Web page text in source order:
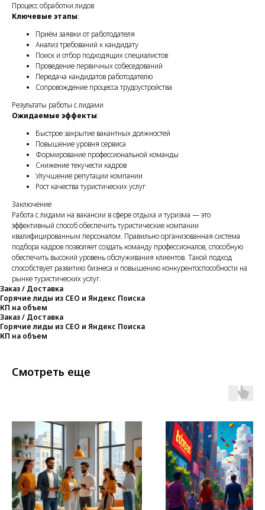
Процесс обработки лидов
Ключевые этапы:
Приём заявки от работодателя
Анализ требований к кандидату
Поиск и отбор подходящих специалистов
Проведение первичных собеседований
Передача кандидатов работодателю
Сопровождение процесса трудоустройства
Результаты работы с лидами
Ожидаемые эффекты:
Быстрое закрытие вакантных должностей
Повышение уровня сервиса
Формирование профессиональной команды
Снижение текучести кадров
Улучшение репутации компании
Рост качества туристических услуг
Заключение
Работа с лидами на вакансии в сфере отдыха и туризма — это
эффективный способ обеспечить туристические компании
квалифицированным персоналом. Правильно организованная система
подбора кадров позволяет создать команду профессионалов, способную
обеспечить высокий уровень обслуживания клиентов. Такой подход
способствует развитию бизнеса и повышению конкурентоспособности на
рынке туристических услуг.
Заказ / Доставка
Горячие лиды из СЕО и Яндекс Поиска
КП на объем
Заказ / Доставка
Горячие лиды из СЕО и Яндекс Поиска
КП на объем
Смотреть еще